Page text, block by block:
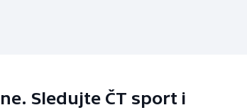
Sledujte ČT sport i